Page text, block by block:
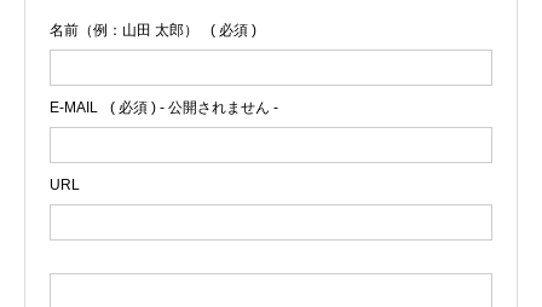
名前（例：山田 太郎） ( 必須 )
E-MAIL ( 必須 ) - 公開されません -
URL